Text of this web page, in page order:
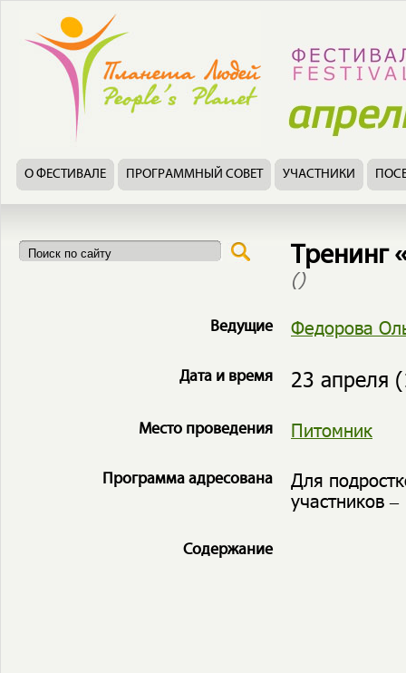
О ФЕСТИВАЛЕ ПРОГРАММНЫЙ СОВЕТ УЧАСТНИКИ
Тренинг
()
Ведущие Федорова
Дата и время 23 апреля
Место проведения Питомник
Программа адресована
Для
участников
Содержание